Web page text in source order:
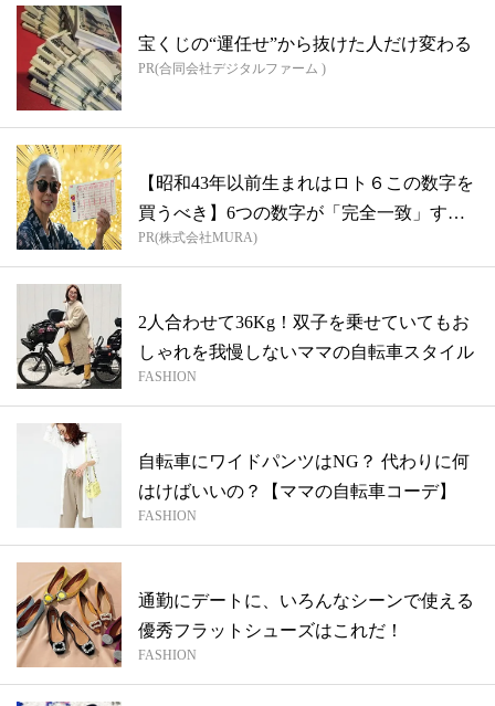
宝くじの“運任せ”から抜けた人だけ変わる
PR(合同会社デジタルファーム )
【昭和43年以前生まれはロト６この数字を
買うべき】6つの数字が「完全一致」する
方...
PR(株式会社MURA)
2人合わせて36Kg！双子を乗せていてもお
しゃれを我慢しないママの自転車スタイル
FASHION
自転車にワイドパンツはNG？ 代わりに何
はけばいいの？【ママの自転車コーデ】
FASHION
通勤にデートに、いろんなシーンで使える
優秀フラットシューズはこれだ！
FASHION